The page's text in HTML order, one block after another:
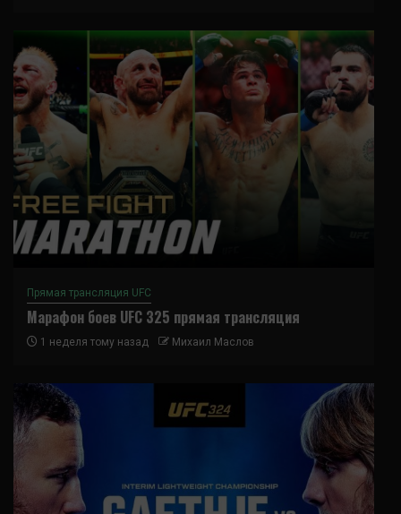
Прямая трансляция UFC
Марафон боев UFC 325 прямая трансляция
1 неделя тому назад Михаил Маслов